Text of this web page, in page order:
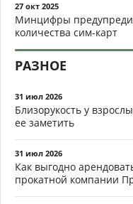
27 окт 2025
Минцифры
количества сим-карт
РАЗНОЕ
31 июл 2026
Близорукость у
ее заметить
31 июл 2026
Как выгодно
прокатной компании